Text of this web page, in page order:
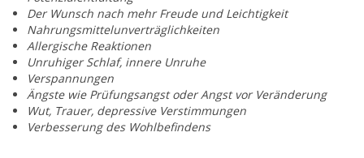
Der Wunsch nach mehr Freude und Leichtigkeit
Nahrungsmittelunverträglichkeiten
Allergische Reaktionen
Unruhiger Schlaf, innere Unruhe
Verspannungen
Ängste wie Prüfungsangst oder Angst vor Veränderung
Wut, Trauer, depressive Verstimmungen
Verbesserung des Wohlbefindens